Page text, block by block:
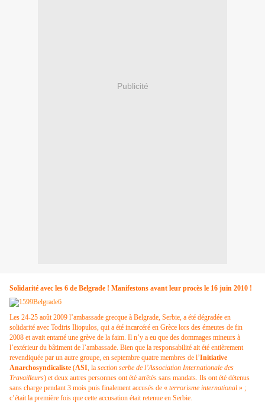
Publicité
Solidarité avec les 6 de Belgrade ! Manifestons avant leur procès le 16 juin 2010 !
Les 24-25 août 2009 l’ambassade grecque à Belgrade, Serbie, a été dégradée en
solidarité avec Todiris Iliopulos, qui a été incarcéré en Grèce lors des émeutes de fin
2008 et avait entamé une grève de la faim. Il n’y a eu que des dommages mineurs à
l’extérieur du bâtiment de l’ambassade. Bien que la responsabilité ait été entièrement
revendiquée par un autre groupe, en septembre quatre membres de l’Initiative
Anarchosyndicaliste (ASI, la section serbe de l’Association Internationale des
Travailleurs) et deux autres personnes ont été arrêtés sans mandats. Ils ont été détenus
sans charge pendant 3 mois puis finalement accusés de « terrorisme international » ;
c’était la première fois que cette accusation était retenue en Serbie.